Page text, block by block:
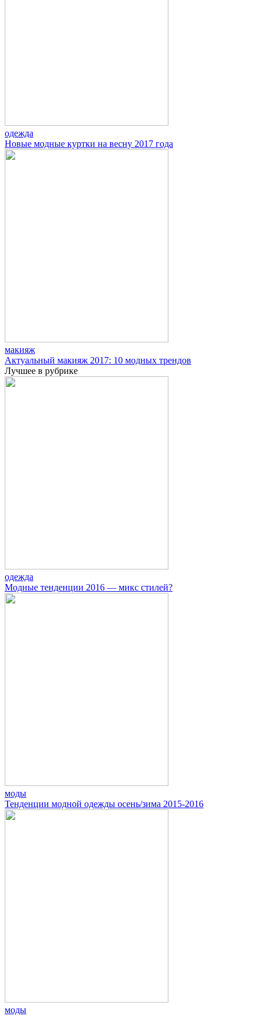
одежда
Новые модные куртки на весну 2017 года
макияж
Актуальный макияж 2017: 10 модных трендов
Лучшее в рубрике
одежда
Модные тенденции 2016 — микс стилей?
моды
Тенденции модной одежды осень/зима 2015-2016
моды